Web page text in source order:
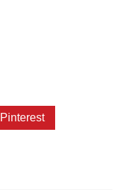
Pinterest